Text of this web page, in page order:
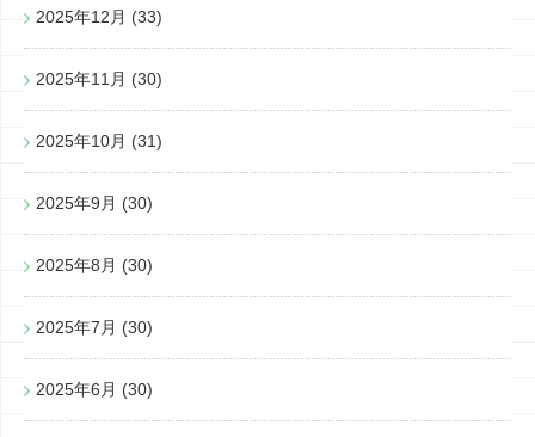
2025年12月 (33)
2025年11月 (30)
2025年10月 (31)
2025年9月 (30)
2025年8月 (30)
2025年7月 (30)
2025年6月 (30)